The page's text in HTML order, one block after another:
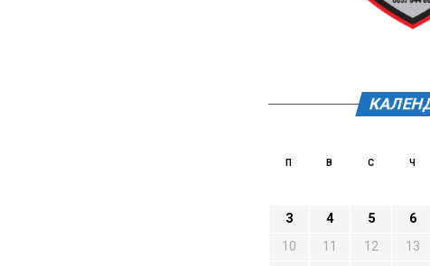
П В С Ч
3
4 5 6
10
11 12 13